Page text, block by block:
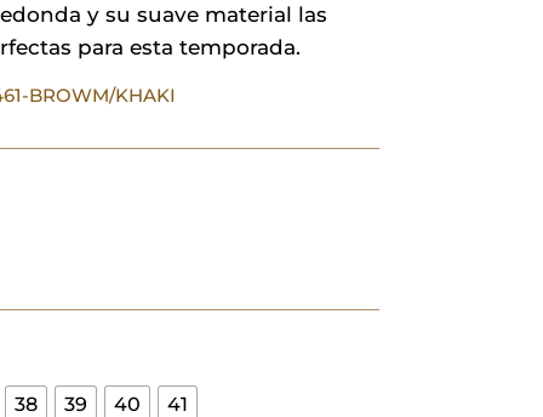
y su suave material las
para esta temporada.
BROWM/KHAKI
38 39 40 41